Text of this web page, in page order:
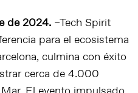
de 2024. –Tech Spirit
para el ecosistema
culmina con éxito
cerca de 4.000